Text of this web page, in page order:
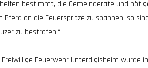
bestimmt, die Gemeinderäte und
Pferd an die Feuerspritze zu spannen, so
zu bestrafen.“
Freiwillige Feuerwehr Unterdigisheim wurde